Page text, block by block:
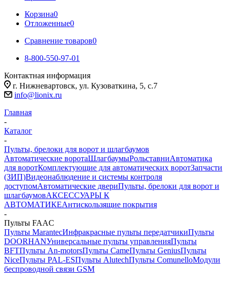
Корзина0
Отложенные0
Сравнение товаров0
8-800-550-97-01
Контактная информация
г. Нижневартовск, ул. Кузоваткина, 5, с.7
info@lionix.ru
Главная
-
Каталог
-
Пульты, брелоки для ворот и шлагбаумов
Автоматические воротаШлагбаумыРольставниАвтоматика
для воротКомплектующие для автоматических воротЗапчасти
(ЗИП)Видеонаблюдение и системы контроля
доступомАвтоматические двериПульты, брелоки для ворот и
шлагбаумовАКСЕССУАРЫ К
АВТОМАТИКЕАнтискользящие покрытия
-
Пульты FAAC
Пульты MarantecИнфракрасные пульты передатчикиПульты
DOORHANУниверсальные пульты управленияПульты
BFTПульты An-motorsПульты CameПульты GeniusПульты
NiceПульты PAL-ESПульты AlutechПульты СomunelloМодули
беспроводной связи GSM